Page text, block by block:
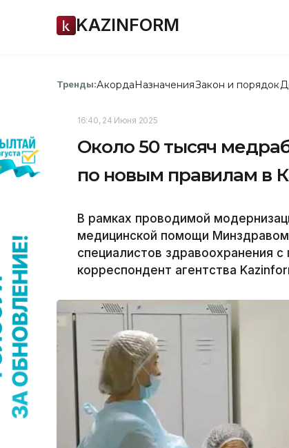
KAZINFORM
Тренды:АкордаНазначенияЗакон и порядок
16:40, 24 Июня 2025
Около 50 тысяч
по новым правилам в
В рамках проводимой
медицинской помощи
специалистов здравоохранения
корреспондент агентства